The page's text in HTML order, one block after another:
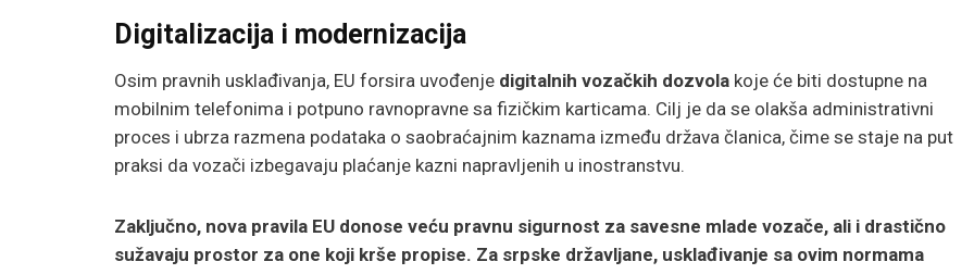
Digitalizacija i modernizacija
Osim pravnih usklađivanja, EU forsira uvođenje digitalnih vozačkih dozvola koje će biti dostupne na
mobilnim telefonima i potpuno ravnopravne sa fizičkim karticama. Cilj je da se olakša administrativni
proces i ubrza razmena podataka o saobraćajnim kaznama između država članica, čime se staje na put
praksi da vozači izbegavaju plaćanje kazni napravljenih u inostranstvu.
Zaključno, nova pravila EU donose veću pravnu sigurnost za savesne mlade vozače, ali i drastično
sužavaju prostor za one koji krše propise. Za srpske državljane, usklađivanje sa ovim normama